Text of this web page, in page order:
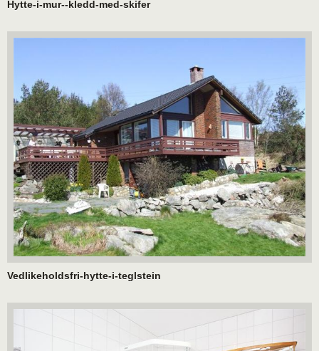
Hytte-i-mur--kledd-med-skifer
Vedlikeholdsfri-hytte-i-teglstein